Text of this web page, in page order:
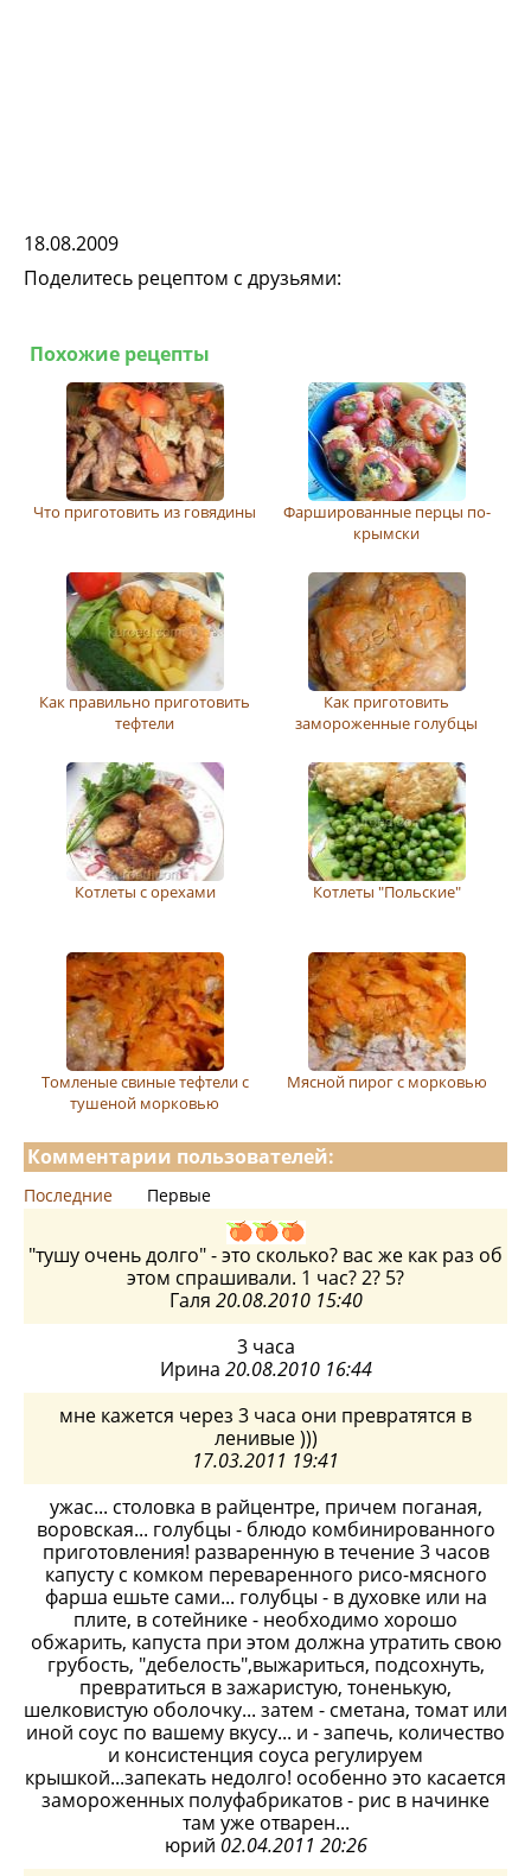
18.08.2009
Поделитесь рецептом с друзьями:
Похожие рецепты
Что приготовить из говядины
Фаршированные перцы по-
крымски
Как правильно приготовить
тефтели
Как приготовить
замороженные голубцы
Котлеты с орехами Котлеты "Польские"
Томленые свиные тефтели с
тушеной морковью
Мясной пирог с морковью
Комментарии пользователей:
Последние Первые
"тушу очень долго" - это сколько? вас же как раз об
этом спрашивали. 1 час? 2? 5?
Галя 20.08.2010 15:40
3 часа
Ирина 20.08.2010 16:44
мне кажется через 3 часа они превратятся в
ленивые )))
17.03.2011 19:41
ужас... столовка в райцентре, причем поганая,
воровская... голубцы - блюдо комбинированного
приготовления! разваренную в течение 3 часов
капусту с комком переваренного рисо-мясного
фарша ешьте сами... голубцы - в духовке или на
плите, в сотейнике - необходимо хорошо
обжарить, капуста при этом должна утратить свою
грубость, "дебелость",выжариться, подсохнуть,
превратиться в зажаристую, тоненькую,
шелковистую оболочку... затем - сметана, томат или
иной соус по вашему вкусу... и - запечь, количество
и консистенция соуса регулируем
крышкой...запекать недолго! особенно это касается
замороженных полуфабрикатов - рис в начинке
там уже отварен...
юрий 02.04.2011 20:26